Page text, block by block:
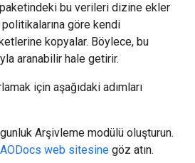
bu verileri dizine ekler
göre kendi
kopyalar. Böylece, bu
aranabilir hale getirir.
için aşağıdaki adımları
Arşivleme modülü oluşturun.
AODocs web sitesine göz atın.